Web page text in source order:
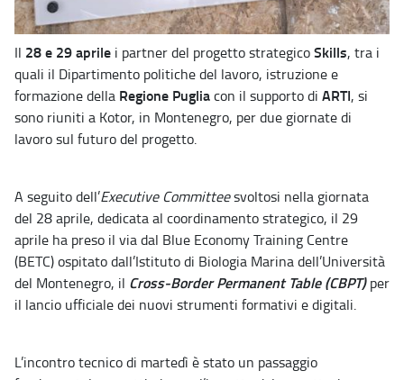
Il 28 e 29 aprile i partner del progetto strategicoSkills, tra i
quali il Dipartimento politiche del lavoro, istruzione e
formazione della Regione Pugliacon il supporto di ARTI, si
sono riuniti a Kotor, in Montenegro, per due giornate di
lavoro sul futuro del progetto.
A seguito dell’Executive Committeesvoltosi nella giornata
del 28 aprile, dedicata al coordinamento strategico, il 29
aprile ha preso il via dal Blue Economy Training Centre
(BETC) ospitato dall’Istituto di Biologia Marina dell’Università
del Montenegro, il Cross-Border Permanent Table (CBPT)per
il lancio ufficiale dei nuovi strumenti formativi e digitali.
L’incontro tecnico di martedì è stato un passaggio